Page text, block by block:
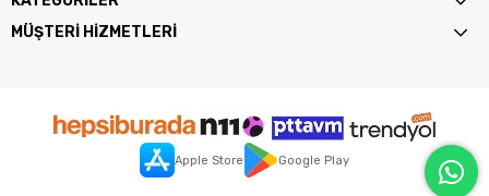
MÜŞTERİ HİZMETLERİ
Apple Store Google Play